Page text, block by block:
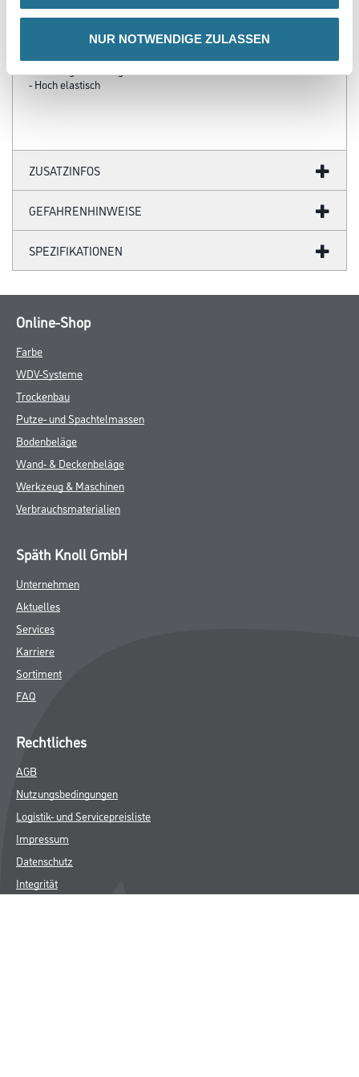
NUR NOTWENDIGE ZULASSEN
- Einfache und schnelle Verarbeitung
Oberflächenbeschichtung
- Hoch elastisch
ZUSATZINFOS
GEFAHRENHINWEISE
SPEZIFIKATIONEN
Online-Shop
Farbe
WDV-Systeme
Trockenbau
Putze- und Spachtelmassen
Bodenbeläge
Wand- & Deckenbeläge
Werkzeug & Maschinen
Verbrauchsmaterialien
Späth Knoll GmbH
Unternehmen
Aktuelles
Services
Karriere
Sortiment
FAQ
Rechtliches
AGB
Nutzungsbedingungen
Logistik- und Servicepreisliste
Impressum
Datenschutz
Integrität